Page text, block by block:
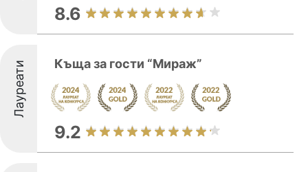
8.6
Лауреати Къща за гости “Мираж”
9.2